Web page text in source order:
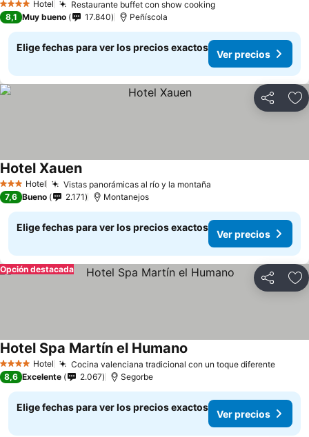
4 EstrellasHotel Restaurante buffet con show cooking
8,1 Muy bueno 17.840 Peñíscola
Elige fechas para ver los precios exactos
Ver precios
Compartir
3 Estrellas
Hotel Vistas panorámicas al río y la montaña
Hotel Xauen
7,6 Bueno 2.171 Montanejos
Elige fechas para ver los precios exactos
Ver precios
Compartir
Opción destacada
4 EstrellasHotel Cocina valenciana tradicional con un toque diferente
Hotel Spa Martín el Humano
8,6 Excelente 2.067 Segorbe
Elige fechas para ver los precios exactos
Ver precios